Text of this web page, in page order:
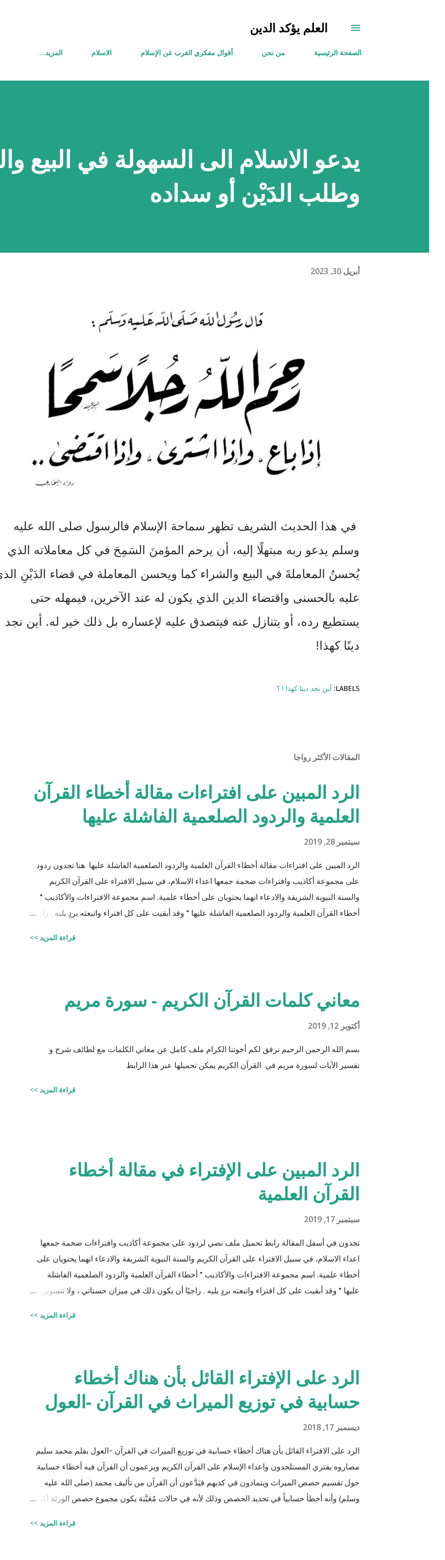
العلم يؤكد الدين
الصفحة الرئيسية من نحن أقوال مفكري الغرب عن الإسلام الاسلام ‏المزيد…
يدعو الاسلام الى السهولة في البيع
وطلب الدَيْن أو سداده
أبريل 30, 2023
في هذا الحديث الشريف تظهر سماحة الإسلام فالرسول صلى الله عليه
وسلم يدعو ربه مبتهلًا إليه، أن يرحم المؤمنَ السَمِحَ في كل معاملاته الذي
يُحسنُ المعاملةَ في البيع والشراء كما ويحسن المعاملة في قضاء الدَيْنِ
عليه بالحسنى واقتضاء الدين الذي يكون له عند الآخرين، فيمهله حتى
يستطيع رده، أو يتنازل عنه فيتصدق عليه لإعساره بل ذلك خير له. أين نجد
دينًاكهذا!
LABELS: أين نجد دينا كهذا ! ؟
المقالات الأكثر رواجا
الرد المبين على افتراءات مقالة أخطاء القرآن
العلمية والردود الصلعمية الفاشلة عليها
سبتمبر 28, 2019
الرد المبين على افتراءات مقالة أخطاء القرآن العلمية والردود الصلعمية الفاشلة عليها هنا تجدون ردود
على مجموعة أكاذيب وافتراءات ضخمة جمعها اعداء الاسلام، في سبيل الافتراء على القرآن الكريم
والسنة النبوية الشريفة والادعاء انهما يحتويان على أخطاء علمية. اسم مجموعة الافتراءات والأكاذيب "
أخطاء القرآن العلمية والردود الصلعمية الفاشلة عليها " وقد أبقيت على كل افتراء واتبعته بردٍ يليه . راجيًا
قراءة المزيد >>
معاني كلمات القرآن الكريم - سورة مريم
أكتوبر 12, 2019
بسم الله الرحمن الرحيم نرفق لكم أخوتنا الكرام ملف كامل عن معاني الكلمات مع لطائف شرح و
تفسير الآيات لسورة مريم في القرآن الكريم يمكن تحميلها عبر هذا الرابط
قراءة المزيد >>
الرد المبين على الإفتراء في مقالة أخطاء
القرآن العلمية
سبتمبر 17, 2019
تجدون في أسفل المقالة رابط تحميل ملف نصي لردود على مجموعة أكاذيب وافتراءات ضخمة جمعها
اعداء الاسلام، في سبيل الافتراء على القرآن الكريم والسنة النبوية الشريفة والادعاء انهما يحتويان على
أخطاء علمية. اسم مجموعة الافتراءات والأكاذيب " أخطاء القرآن العلمية والردود الصلعمية الفاشلة
عليها " وقد أبقيت على كل افتراء واتبعته بردٍ يليه . راجيًا أن يكون ذلك في ميزان حسناتي ، ولا تنسوني
قراءة المزيد >>
الرد على الإفتراء القائل بأن هناك أخطاء
حسابية في توزيع الميراث في القرآن -العول
ديسمبر 17, 2018
الرد على الافتراء القائل بأن هناك أخطاء حسابية في توزيع الميراث في القرآن -العول بقلم محمد سليم
مصاروه يفتري المستلحدون واعداء الإسلام على القرآن الكريم ويزعمون أن القرآن فيه أخطاء حسابية
حول تقسيم حصص الميراث ويتمادون في كذبهم فيَدَّعون أن القرآن من تأليف محمد (صلى الله عليه
وسلم) وأنه أخطأ حسابياً في تحديد الحصص وذلك لأنه في حالات مُعَيَّنة يكون مجموع حصص الورثة أكثر
مدعو إلى أن يحاول أن يكتب شيئًا مثل القرآن الكريم وليقدم لنا إبداعاته! على كل حال، حدَّدت آيات
قراءة المزيد >>